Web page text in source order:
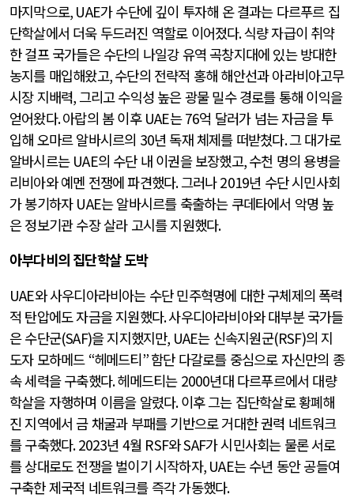
마지막으로, UAE가 수단에 깊이 투자해 온 결과는 다르푸르 집
단학살에서 더욱 두드러진 역할로 이어졌다.식량 자급이 취약
한 걸프 국가들은 수단의 나일강 유역 곡창지대에 있는 방대한
농지를 매입해왔고,수단의 전략적 홍해 해안선과 아라비아고무
시장 지배력,그리고 수익성 높은 광물 밀수 경로를 통해 이익을
얻어왔다.아랍의 봄 이후 UAE는76억 달러가 넘는 자금을 투
입해 오마르 알바시르의 30년 독재 체제를 떠받쳤다.그 대가로
알바시르는 UAE의 수단 내 이권을 보장했고,수천 명의 용병을
리비아와 예멘 전쟁에 파견했다.그러나2019년 수단 시민사회
가 봉기하자 UAE는 알바시르를 축출하는 쿠데타에서 악명 높
은 정보기관 수장 살라 고시를 지원했다.
아부다비의 집단학살 도박
UAE와 사우디아라비아는 수단 민주혁명에 대한 구체제의 폭력
적 탄압에도 자금을 지원했다.사우디아라비아와 대부분 국가들
은 수단군(SAF)을 지지했지만, UAE는 신속지원군(RSF)의 지
도자 모하메드 “헤메드티”함단 다갈로를 중심으로 자신만의 종
속 세력을 구축했다.헤메드티는 2000년대 다르푸르에서 대량
학살을 자행하며 이름을 알렸다.이후 그는 집단학살로 황폐해
진 지역에서 금 채굴과 부패를 기반으로 거대한 권력 네트워크
를 구축했다. 2023년 4월 RSF와SAF가 시민사회는 물론 서로
를 상대로도 전쟁을 벌이기 시작하자, UAE는 수년 동안 공들여
구축한 제국적 네트워크를 즉각 가동했다.